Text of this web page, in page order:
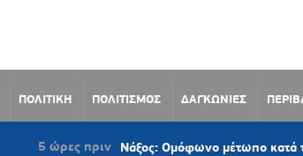
ΠΟΛΙΤΙΚΗ ΠΟΛΙΤΙΣΜΟΣ ΔΑΓΚΩΝΙΕΣ
πριν Νάξος: Ομόφωνο μέτωπο κατά των